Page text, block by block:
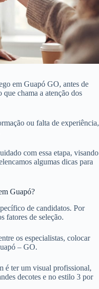
em Guapó GO, antes de
chama a atenção dos
ou falta de experiência,
com essa etapa, visando
algumas dicas para
Guapó?
de candidatos. Por
fatores de seleção.
os especialistas, colocar
– GO.
é ter um visual profissional,
decotes e no estilo 3 por